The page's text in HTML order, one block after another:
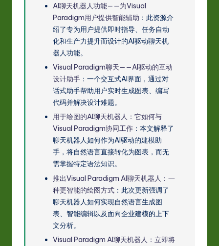
AI聊天机器人功能——为Visual
Paradigm用户提供智能辅助 ：此资源介
绍了专为用户提供即时指导、任务自动
化和生产力提升而设计的AI驱动聊天机
器人功能。
Visual Paradigm聊天——AI驱动的互动
设计助手 ：一个交互式AI界面，通过对
话式助手帮助用户实时生成图表、编写
代码并解决设计难题。
用于绘图的AI聊天机器人：它如何与
Visual Paradigm协同工作 ：本文解释了
聊天机器人如何作为AI驱动的建模助
手，将自然语言直接转化为图表，而无
需掌握特定语法知识。
推出Visual Paradigm AI聊天机器人：一
种更智能的绘图方式 ：此次更新强调了
聊天机器人如何实现自然语言生成图
表、智能编辑以及面向企业建模的上下
文分析。
Visual Paradigm AI聊天机器人：立即将